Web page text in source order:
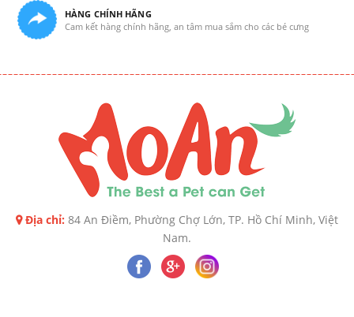
HÀNG CHÍNH HÃNG
Cam kết hàng chính hãng, an tâm mua sắm cho các bé cưng
Địa chỉ: 84 An Điềm, Phường Chợ Lớn, TP. Hồ Chí Minh, Việt
Nam.